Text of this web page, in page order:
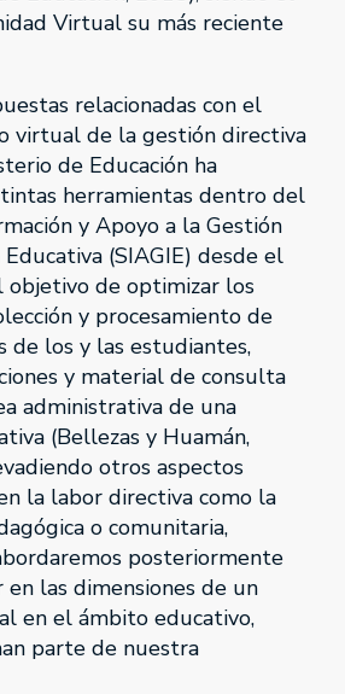
Virtual su más reciente
relacionadas con el
virtual de la gestión directiva
de Educación ha
herramientas dentro del
y Apoyo a la Gestión
(SIAGIE) desde el
objetivo de optimizar los
y procesamiento de
de los y las estudiantes,
y material de consulta
administrativa de una
(Bellezas y Huamán,
otros aspectos
la labor directiva como la
o comunitaria,
posteriormente
las dimensiones de un
en el ámbito educativo,
parte de nuestra